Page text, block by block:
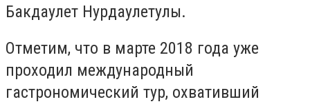
Бакдаулет Нурдаулетулы.
Отметим, что в марте 2018 года уже
проходил международный
гастрономический тур, охвативший